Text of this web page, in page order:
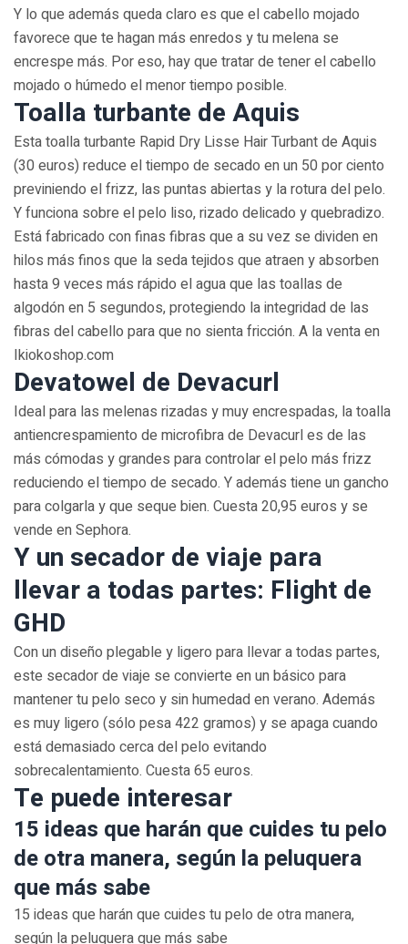
Y lo que además queda claro es que el cabello mojado
favorece que te hagan más enredos y tu melena se
encrespe más. Por eso, hay que tratar de tener el cabello
mojado o húmedo el menor tiempo posible.
Toalla turbante de Aquis
Esta toalla turbante Rapid Dry Lisse Hair Turbant de Aquis
(30 euros) reduce el tiempo de secado en un 50 por ciento
previniendo el frizz, las puntas abiertas y la rotura del pelo.
Y funciona sobre el pelo liso, rizado delicado y quebradizo.
Está fabricado con finas fibras que a su vez se dividen en
hilos más finos que la seda tejidos que atraen y absorben
hasta 9 veces más rápido el agua que las toallas de
algodón en 5 segundos, protegiendo la integridad de las
fibras del cabello para que no sienta fricción. A la venta en
Ikiokoshop.com
Devatowel de Devacurl
Ideal para las melenas rizadas y muy encrespadas, la toalla
antiencrespamiento de microfibra de Devacurl es de las
más cómodas y grandes para controlar el pelo más frizz
reduciendo el tiempo de secado. Y además tiene un gancho
para colgarla y que seque bien. Cuesta 20,95 euros y se
vende en Sephora.
Y un secador de viaje para
llevar a todas partes: Flight de
GHD
Con un diseño plegable y ligero para llevar a todas partes,
este secador de viaje se convierte en un básico para
mantener tu pelo seco y sin humedad en verano. Además
es muy ligero (sólo pesa 422 gramos) y se apaga cuando
está demasiado cerca del pelo evitando
sobrecalentamiento. Cuesta 65 euros.
Te puede interesar
15 ideas que harán que cuides tu pelo
de otra manera, según la peluquera
que más sabe
15 ideas que harán que cuides tu pelo de otra manera,
según la peluquera que más sabe